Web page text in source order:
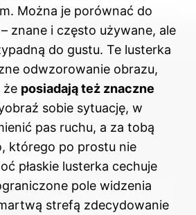
Można je porównać do
znane i często używane, ale
do gustu. Te lusterka
odwzorowanie obrazu,
że posiadają też znaczne
sobie sytuację, w
pas ruchu, a za tobą
którego po prostu nie
płaskie lusterka cechuje
pole widzenia
strefą zdecydowanie